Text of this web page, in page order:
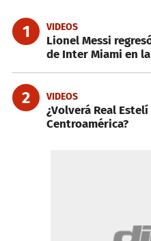
1 VIDEOS
Lionel Messi
de Inter Miami en
2 VIDEOS
¿Volverá Real
Centroamérica?